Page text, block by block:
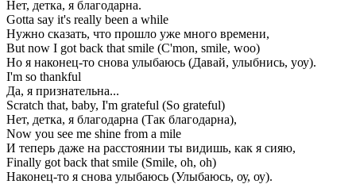
Нет, детка, я благодарна.
Gotta say it's really been a while
Нужно сказать, что прошло уже много времени,
But now I got back that smile (C'mon, smile, woo)
Но я наконец-то снова улыбаюсь (Давай, улыбнись, уоу).
I'm so thankful
Да, я признательна...
Scratch that, baby, I'm grateful (So grateful)
Нет, детка, я благодарна (Так благодарна),
Now you see me shine from a mile
И теперь даже на расстоянии ты видишь, как я сияю,
Finally got back that smile (Smile, oh, oh)
Наконец-то я снова улыбаюсь (Улыбаюсь, оу, оу).